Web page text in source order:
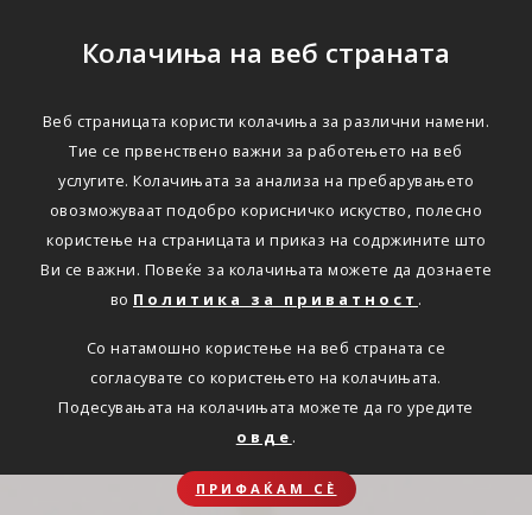
Колачиња на веб страната
Веб страницата користи колачиња за различни намени.
Тие се првенствено важни за работењето на веб
услугите. Колачињата за анализа на пребарувањето
овозможуваат подобро корисничко искуство, полесно
користење на страницата и приказ на содржините што
Ви се важни. Повеќе за колачињата можете да дознаете
во Политика за приватност .
Со натамошно користење на веб страната се
согласувате со користењето на колачињата.
Подесувањата на колачињата можете да го уредите
овде .
ПРИФАЌАМ СЀ